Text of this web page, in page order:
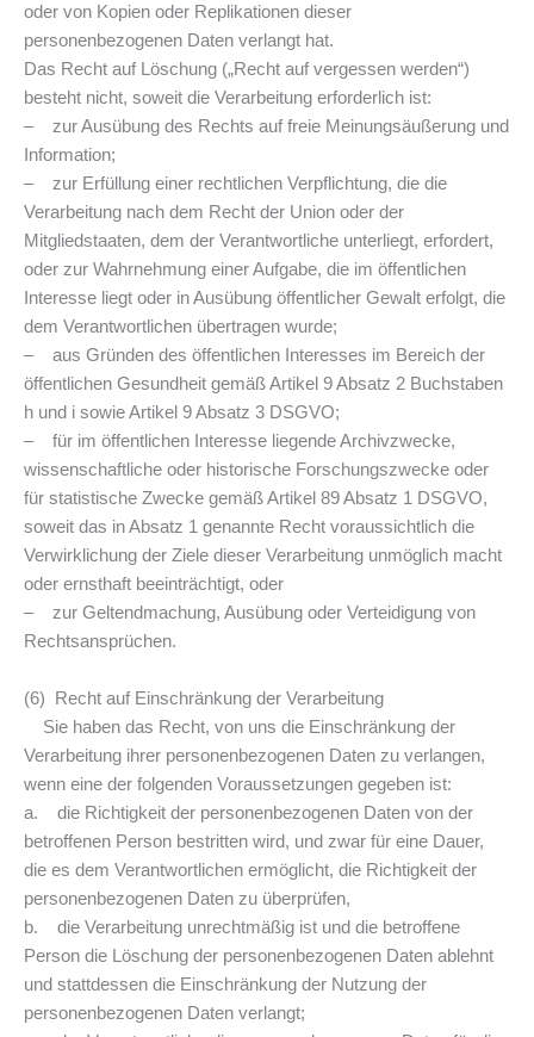
oder von Kopien oder Replikationen dieser
personenbezogenen Daten verlangt hat.
Das Recht auf Löschung („Recht auf vergessen werden“)
besteht nicht, soweit die Verarbeitung erforderlich ist:
– zur Ausübung des Rechts auf freie Meinungsäußerung und
Information;
– zur Erfüllung einer rechtlichen Verpflichtung, die die
Verarbeitung nach dem Recht der Union oder der
Mitgliedstaaten, dem der Verantwortliche unterliegt, erfordert,
oder zur Wahrnehmung einer Aufgabe, die im öffentlichen
Interesse liegt oder in Ausübung öffentlicher Gewalt erfolgt, die
dem Verantwortlichen übertragen wurde;
– aus Gründen des öffentlichen Interesses im Bereich der
öffentlichen Gesundheit gemäß Artikel 9 Absatz 2 Buchstaben
h und i sowie Artikel 9 Absatz 3 DSGVO;
– für im öffentlichen Interesse liegende Archivzwecke,
wissenschaftliche oder historische Forschungszwecke oder
für statistische Zwecke gemäß Artikel 89 Absatz 1 DSGVO,
soweit das in Absatz 1 genannte Recht voraussichtlich die
Verwirklichung der Ziele dieser Verarbeitung unmöglich macht
oder ernsthaft beeinträchtigt, oder
– zur Geltendmachung, Ausübung oder Verteidigung von
Rechtsansprüchen.
(6) Recht auf Einschränkung der Verarbeitung
Sie haben das Recht, von uns die Einschränkung der
Verarbeitung ihrer personenbezogenen Daten zu verlangen,
wenn eine der folgenden Voraussetzungen gegeben ist:
a. die Richtigkeit der personenbezogenen Daten von der
betroffenen Person bestritten wird, und zwar für eine Dauer,
die es dem Verantwortlichen ermöglicht, die Richtigkeit der
personenbezogenen Daten zu überprüfen,
b. die Verarbeitung unrechtmäßig ist und die betroffene
Person die Löschung der personenbezogenen Daten ablehnt
und stattdessen die Einschränkung der Nutzung der
personenbezogenen Daten verlangt;